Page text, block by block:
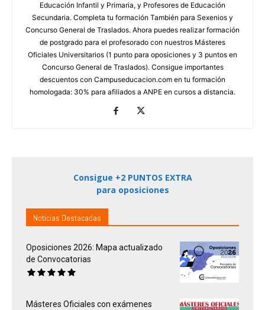
Educación Infantil y Primaria, y Profesores de Educación
Secundaria. Completa tu formación También para Sexenios y
Concurso General de Traslados. Ahora puedes realizar formación
de postgrado para el profesorado con nuestros Másteres
Oficiales Universitarios (1 punto para oposiciones y 3 puntos en
Concurso General de Traslados). Consigue importantes
descuentos con Campuseducacion.com en tu formación
homologada: 30% para afiliados a ANPE en cursos a distancia.
Consigue +2 PUNTOS EXTRA
para oposiciones
Noticias Destacadas
Oposiciones 2026: Mapa actualizado
de Convocatorias
Másteres Oficiales con exámenes